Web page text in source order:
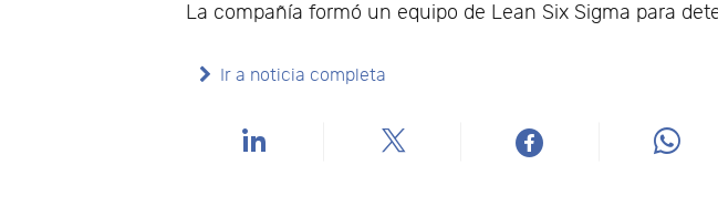
La compañía formó un equipo de Lean Six Sigma para
Ir a noticia completa